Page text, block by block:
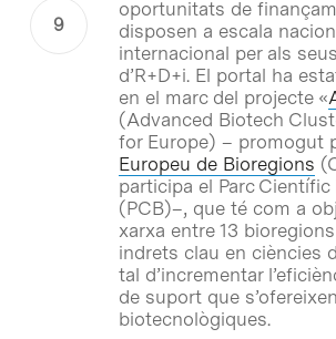
oportunitats de
disposen a escala
internacional per als
d’R+D+i. El portal ha
en el marc del projecte «
(Advanced Biotech
for Europe) – promogut
Europeu de Bioregions
participa el Parc Científic
(PCB)–, que té com a
xarxa entre 13
indrets clau en ciències
tal d’incrementar
de suport que
biotecnològiques.